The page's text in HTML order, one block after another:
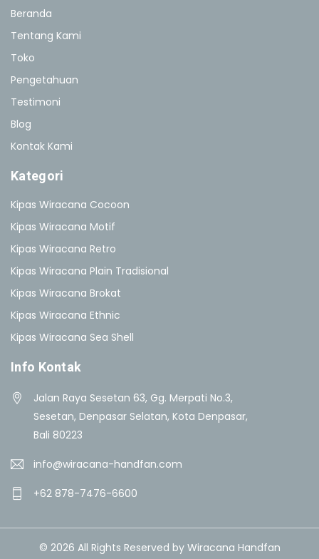
Beranda
Tentang Kami
Toko
Pengetahuan
Testimoni
Blog
Kontak Kami
Kategori
Kipas Wiracana Cocoon
Kipas Wiracana Motif
Kipas Wiracana Retro
Kipas Wiracana Plain Tradisional
Kipas Wiracana Brokat
Kipas Wiracana Ethnic
Kipas Wiracana Sea Shell
Info Kontak
Jalan Raya Sesetan 63, Gg. Merpati No.3,
Sesetan, Denpasar Selatan, Kota Denpasar,
Bali 80223
info@wiracana-handfan.com
+62 878-7476-6600
© 2026 All Rights Reserved by Wiracana Handfan